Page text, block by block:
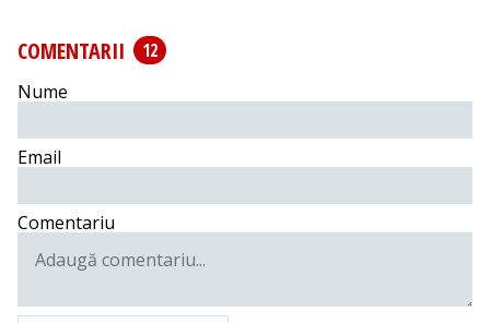
COMENTARII
12
Nume
Email
Comentariu